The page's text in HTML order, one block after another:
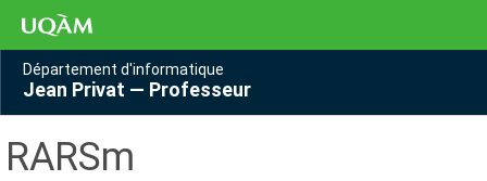
Département d'informatique
Jean Privat — Professeur
RARSm